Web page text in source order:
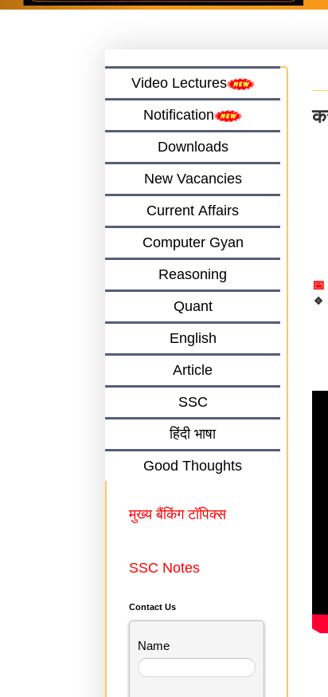
📅
🔹
Video Lectures
Notification
Downloads
New Vacancies
Current Affairs
Computer Gyan
Reasoning
Quant
English
Article
SSC
हिंदी भाषा
Good Thoughts
मुख्य बैंकिंग टॉपिक्स
SSC Notes
Contact Us
Name